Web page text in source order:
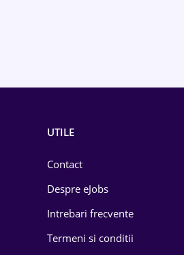
UTILE
Contact
Despre eJobs
Intrebari frecvente
Termeni si conditii